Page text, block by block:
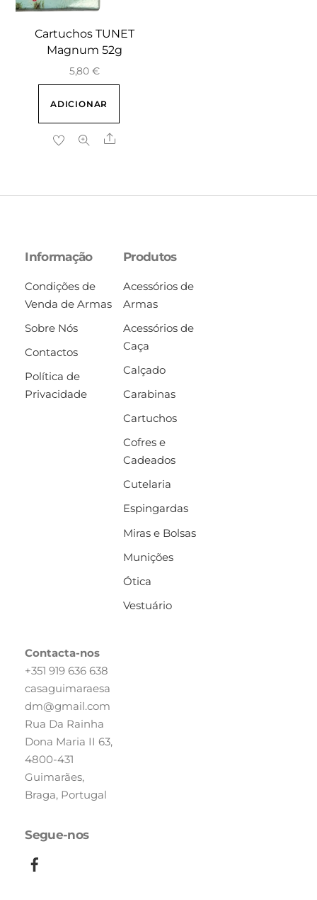
Cartuchos TUNET
Magnum 52g
5,80 €
ADICIONAR
Share
Informação
Condições de
Venda de Armas
Sobre Nós
Contactos
Política de
Privacidade
Produtos
Acessórios de
Armas
Acessórios de
Caça
Calçado
Carabinas
Cartuchos
Cofres e
Cadeados
Cutelaria
Espingardas
Miras e Bolsas
Munições
Ótica
Vestuário
Contacta-nos
+351 919 636 638
casaguimaraesa
dm@gmail.com
Rua Da Rainha
Dona Maria II 63,
4800-431
Guimarães,
Braga, Portugal
Segue-nos